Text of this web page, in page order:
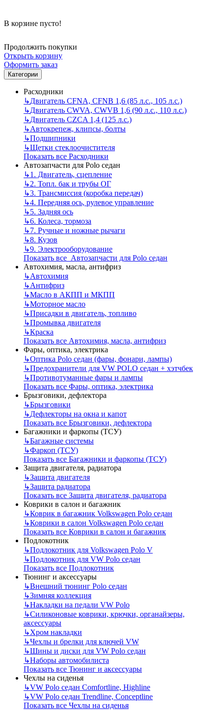
В корзине пусто!
Продолжить покупки
Открыть корзину
Оформить заказ
Категории
Расходники
↳Двигатель CFNA, CFNB 1,6 (85 л.с., 105 л.с.)
↳Двигатель CWVA, CWVB 1,6 (90 л.с., 110 л.с.)
↳Двигатель CZCA 1,4 (125 л.с.)
↳Автокрепеж, клипсы, болты
↳Подшипники
↳Щетки стеклоочистителя
Показать все Расходники
Автозапчасти для Polo седан
↳1. Двигатель, сцепление
↳2. Топл. бак и трубы ОГ
↳3. Трансмиссия (коробка передач)
↳4. Передняя ось, рулевое управление
↳5. Задняя ось
↳6. Колеса, тормоза
↳7. Ручные и ножные рычаги
↳8. Кузов
↳9. Электрооборудование
Показать все Автозапчасти для Polo седан
Автохимия, масла, антифриз
↳Автохимия
↳Антифриз
↳Масло в АКПП и МКПП
↳Моторное масло
↳Присадки в двигатель, топливо
↳Промывка двигателя
↳Краска
Показать все Автохимия, масла, антифриз
Фары, оптика, электрика
↳Оптика Polo седан (фары, фонари, лампы)
↳Предохранители для VW POLO седан + хэтчбек
↳Противотуманные фары и лампы
Показать все Фары, оптика, электрика
Брызговики, дефлектора
↳Брызговики
↳Дефлекторы на окна и капот
Показать все Брызговики, дефлектора
Багажники и фаркопы (ТСУ)
↳Багажные системы
↳Фаркоп (ТСУ)
Показать все Багажники и фаркопы (ТСУ)
Защита двигателя, радиатора
↳Защита двигателя
↳Защита радиатора
Показать все Защита двигателя, радиатора
Коврики в салон и багажник
↳Коврик в багажник Volkswagen Polo седан
↳Коврики в салон Volkswagen Polo седан
Показать все Коврики в салон и багажник
Подлокотник
↳Подлокотник для Volkswagen Polo V
↳Подлокотник для VW Polo седан
Показать все Подлокотник
Тюнинг и аксессуары
↳Внешний тюнинг Polo седан
↳Зимняя коллекция
↳Накладки на педали VW Polo
↳Силиконовые коврики, крючки, органайзеры,
аксессуары
↳Хром накладки
↳Чехлы и брелки для ключей VW
↳Шины и диски для VW Polo седан
↳Наборы автомобилиста
Показать все Тюнинг и аксессуары
Чехлы на сиденья
↳VW Polo седан Comfortline, Highline
↳VW Polo седан Trendline, Conceptline
Показать все Чехлы на сиденья